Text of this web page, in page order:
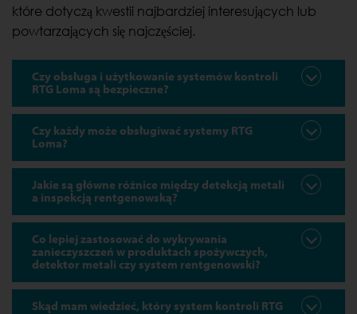
które dotyczą kwestii najbardziej interesujących lub
powtarzających się najczęściej.
Czy obsługa i użytkowanie systemów kontroli
RTG Loma są bezpieczne?
Czy każdy może obsługiwać systemy RTG
Loma?
Jakie są główne różnice między detekcją metali
a inspekcją rentgenowską?
Co lepiej zastosować do wykrywania
zanieczyszczeń w produktach spożywczych,
detektor metali czy system rentgenowski?
Skąd mam wiedzieć, który system kontroli RTG